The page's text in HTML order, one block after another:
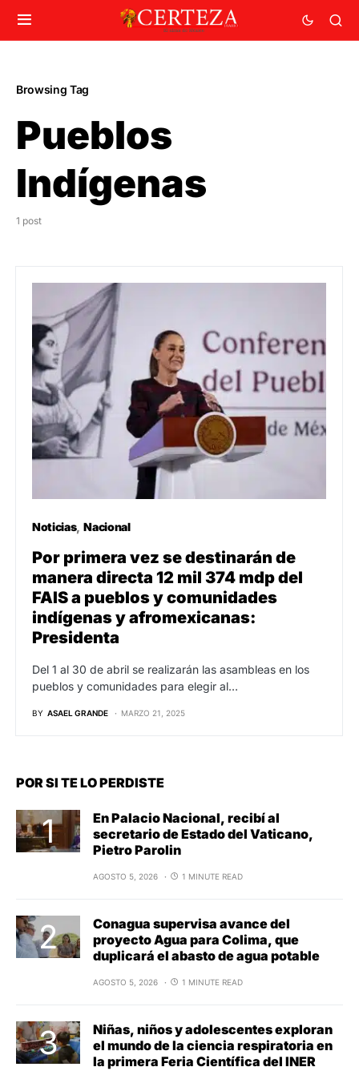
Browsing Tag
Pueblos
Indígenas
1 post
Noticias Nacional
Por primera vez se destinarán de
manera directa 12 mil 374 mdp del
FAIS a pueblos y comunidades
indígenas y afromexicanas:
Presidenta
Del 1 al 30 de abril se realizarán las asambleas en los
pueblos y comunidades para elegir al…
BY ASAEL GRANDE MARZO 21, 2025
POR SI TE LO PERDISTE
En Palacio Nacional, recibí al
secretario de Estado del Vaticano,
Pietro Parolin
AGOSTO 5, 2026 1 MINUTE READ
Conagua supervisa avance del
proyecto Agua para Colima, que
duplicará el abasto de agua potable
AGOSTO 5, 2026 1 MINUTE READ
Niñas, niños y adolescentes exploran
el mundo de la ciencia respiratoria en
la primera Feria Científica del INER